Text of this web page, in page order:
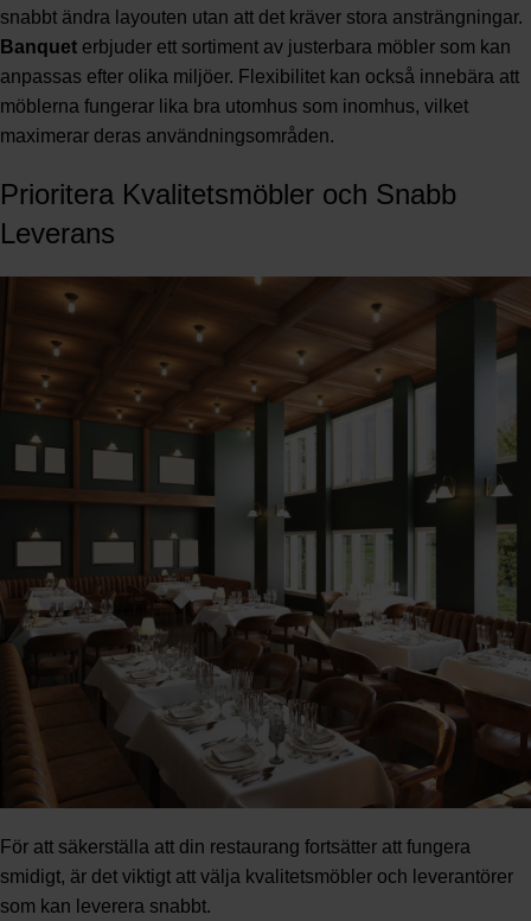
snabbt ändra layouten utan att det kräver stora ansträngningar.
Banquet erbjuder ett sortiment av justerbara möbler som kan
anpassas efter olika miljöer. Flexibilitet kan också innebära att
möblerna fungerar lika bra utomhus som inomhus, vilket
maximerar deras användningsområden.
Prioritera Kvalitetsmöbler och Snabb
Leverans
För att säkerställa att din restaurang fortsätter att fungera
smidigt, är det viktigt att välja kvalitetsmöbler och leverantörer
som kan leverera snabbt.